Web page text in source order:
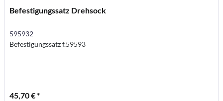
Befestigungssatz Drehsock
595932
Befestigungssatz f.59593
45,70 € *